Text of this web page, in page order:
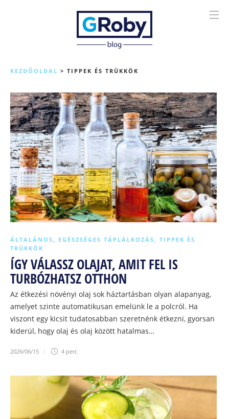
KEZDŐOLDAL > TIPPEK ÉS TRÜKKÖK
ÁLTALÁNOS, EGÉSZSÉGES TÁPLÁLKOZÁS, TIPPEK ÉS
TRÜKKÖK
ÍGY VÁLASSZ OLAJAT, AMIT FEL IS
TURBÓZHATSZ OTTHON
Az étkezési növényi olaj sok háztartásban olyan alapanyag,
amelyet szinte automatikusan emelünk le a polcról. Ha
viszont egy kicsit tudatosabban szeretnénk étkezni, gyorsan
kiderül, hogy olaj és olaj között hatalmas…
2026/06/15 4 perc